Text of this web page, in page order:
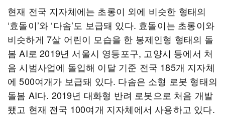
현재 전국 지자체에는 초롱이 외에 비슷한 형태의
‘효돌이’와 ‘다솜’도 보급돼 있다. 효돌이는 초롱이와
비슷하게 7살 어린이 모습을 한 봉제인형 형태의 돌
봄 AI로 2019년 서울시 영등포구, 고양시 등에서 처
음 시범사업에 돌입해 이달 기준 전국 185개 지자체
에 500여개가 보급돼 있다. 다솜은 소형 로봇 형태의
돌봄 AI다. 2019년 대화형 반려 로봇으로 처음 개발
됐고 현재 전국 100여개 지자체에서 사용하고 있다.